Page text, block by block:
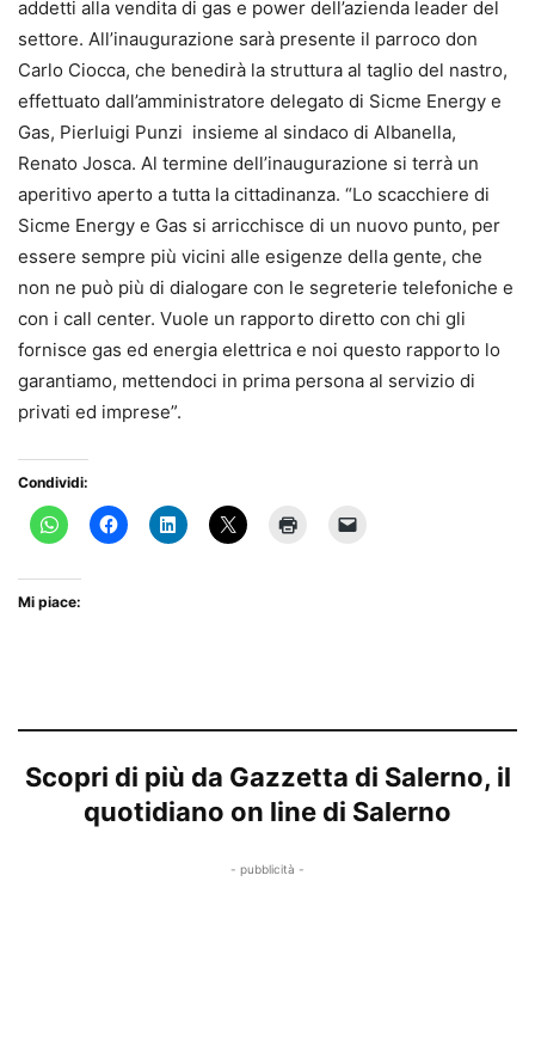
addetti alla vendita di gas e power dell’azienda leader del
settore. All’inaugurazione sarà presente il parroco don
Carlo Ciocca, che benedirà la struttura al taglio del nastro,
effettuato dall’amministratore delegato di Sicme Energy e
Gas, Pierluigi Punzi insieme al sindaco di Albanella,
Renato Josca. Al termine dell’inaugurazione si terrà un
aperitivo aperto a tutta la cittadinanza. “Lo scacchiere di
Sicme Energy e Gas si arricchisce di un nuovo punto, per
essere sempre più vicini alle esigenze della gente, che
non ne può più di dialogare con le segreterie telefoniche e
con i call center. Vuole un rapporto diretto con chi gli
fornisce gas ed energia elettrica e noi questo rapporto lo
garantiamo, mettendoci in prima persona al servizio di
privati ed imprese”.
Condividi:
Mi piace:
Scopri di più da Gazzetta di Salerno, il
quotidiano on line di Salerno
- pubblicità -